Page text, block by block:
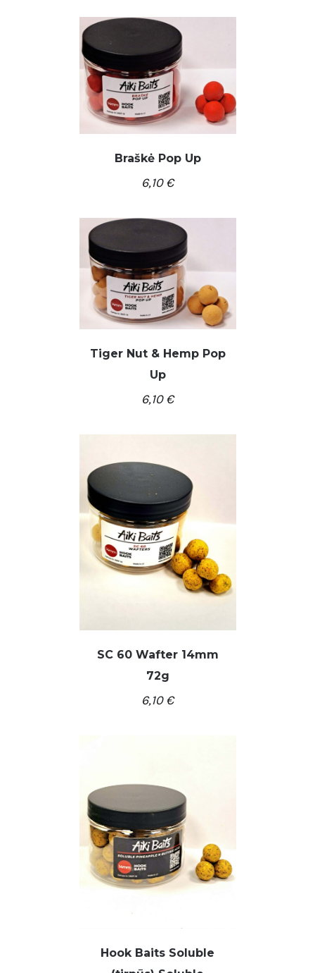
Į KREPŠELĮ /
Braškė Pop Up
6,10€
/
Tiger Nut & Hemp Pop
Up
6,10€
SC 60 Wafter 14mm
72g
6,10€
Hook Baits Soluble